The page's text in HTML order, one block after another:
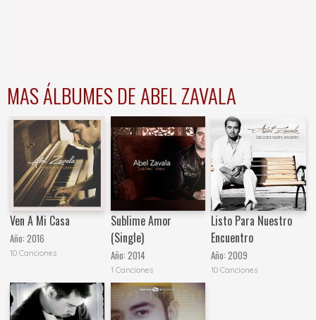
MAS ÁLBUMES DE ABEL ZAVALA
Ven A Mi Casa
Año:2016
10 Canciones
Sublime Amor
(Single)
Año: 2014
1 Canciones
Listo Para Nuestro
Encuentro
Año:2009
10 Canciones